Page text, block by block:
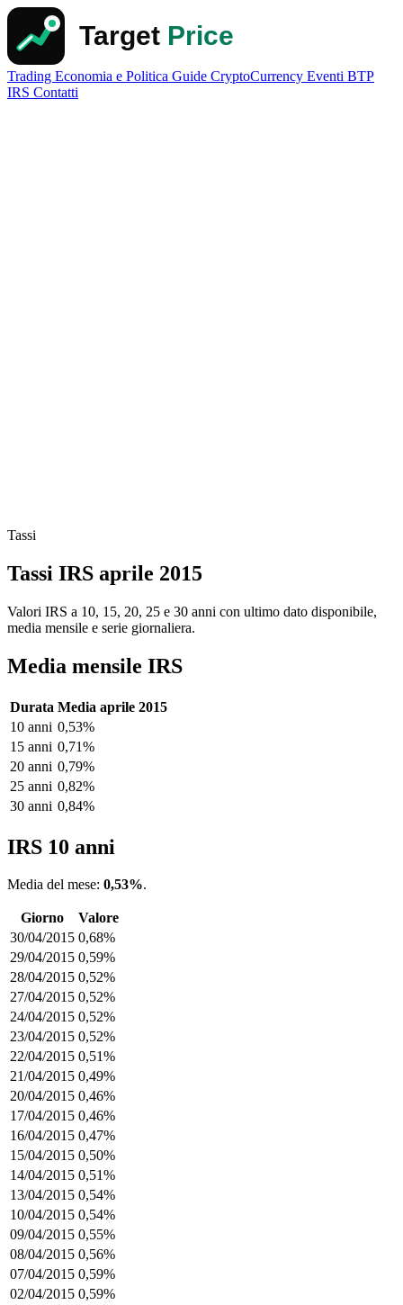
Trading Economia e Politica Guide CryptoCurrency Eventi BTP
IRS Contatti
Tassi
Tassi IRS aprile 2015
Valori IRS a 10, 15, 20, 25 e 30 anni con ultimo dato disponibile,
media mensile e serie giornaliera.
Media mensile IRS
Durata Media aprile 2015
10 anni 0,53%
15 anni 0,71%
20 anni 0,79%
25 anni 0,82%
30 anni 0,84%
IRS 10 anni
Media del mese: 0,53%.
Giorno
Valore
30/04/2015 0,68%
29/04/2015 0,59%
28/04/2015 0,52%
27/04/2015 0,52%
24/04/2015 0,52%
23/04/2015 0,52%
22/04/2015 0,51%
21/04/2015 0,49%
20/04/2015 0,46%
17/04/2015 0,46%
16/04/2015 0,47%
15/04/2015 0,50%
14/04/2015 0,51%
13/04/2015 0,54%
10/04/2015 0,54%
09/04/2015 0,55%
08/04/2015 0,56%
07/04/2015 0,59%
02/04/2015 0,59%